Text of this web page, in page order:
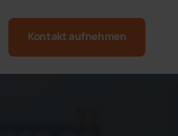
Kontakt aufnehmen